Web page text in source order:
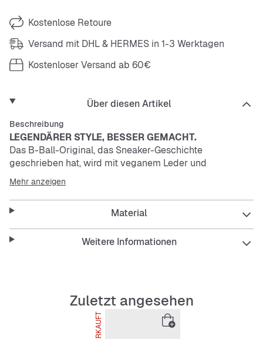
Kostenlose Retoure
Versand mit DHL & HERMES in 1-3 Werktagen
Kostenloser Versand ab 60€
Über diesen Artikel
Beschreibung
LEGENDÄRER STYLE, BESSER GEMACHT.
Das B-Ball-Original, das Sneaker-Geschichte
geschrieben hat, wird mit veganem Leder und
mindestens 20 % recycelten Materialien (nach Gewicht)
neu aufgelegt. Das synthetische Obermaterial sieht toll
aus, lässt sich einfach stylen und behält seine
unverkennbare Form.
Das Design, das mit mindestens 20 % recycelten
nachweisbare Spuren tierischer Produkte.
Die genähten Überzüge verleihen dem Obermaterial
traditionellen Style, Strapazierfähigkeit und Halt.
Mehr anzeigen
Material
Weitere Informationen
Zuletzt angesehen